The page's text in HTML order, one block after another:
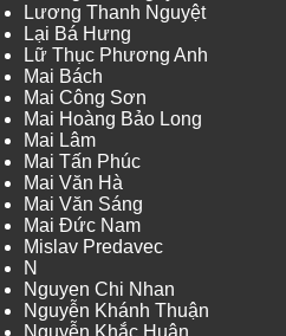
Lương Thanh Nguyệt
Lại Bá Hưng
Lữ Thục Phương Anh
Mai Bách
Mai Công Sơn
Mai Hoàng Bảo Long
Mai Lâm
Mai Tấn Phúc
Mai Văn Hà
Mai Văn Sáng
Mai Đức Nam
Mislav Predavec
N
Nguyen Chi Nhan
Nguyễn Khánh Thuận
Nguyễn Khắc Huân